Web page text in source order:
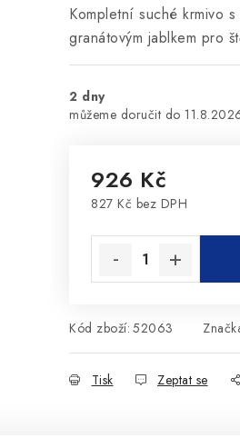
Kompletní suché krmivo
granátovým jablkem pro
2 dny
926 Kč
827 Kč bez DPH
Kód zboží: 52063
Tisk Zeptat se